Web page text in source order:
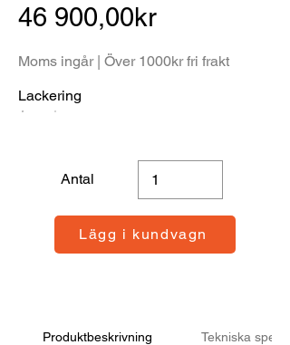
46 900,00kr
Moms ingår | Över 1000kr fri frakt
Lackering
Antal
Lägg i kundvagn
Produktbeskrivning Tekniska